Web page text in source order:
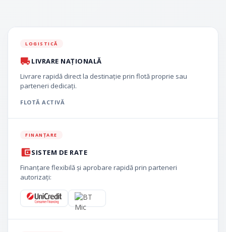
LOGISTICĂ
LIVRARE NAȚIONALĂ
Livrare rapidă direct la destinație prin flotă proprie sau
parteneri dedicați.
FLOTĂ ACTIVĂ
FINANȚARE
SISTEM DE RATE
Finanțare flexibilă și aprobare rapidă prin parteneri
autorizați: